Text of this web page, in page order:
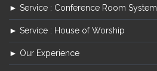
► Service : Conference Room System
► Service : House of Worship
► Our Experience